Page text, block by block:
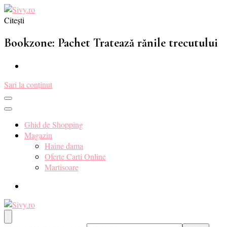
Sivy.ro ❤️
Sivy.ro este un sursa de inspiratie si un ghid de cumparare online
pentru tine. ❤️
Citești
Bookzone: Pachet Tratează rănile trecutului
Sari la conținut
Ghid de Shopping
Magazin
Haine dama
Oferte Carti Online
Martisoare
Sivy.ro ❤️
Sivy.ro este un sursa de inspiratie si un ghid de cumparare online